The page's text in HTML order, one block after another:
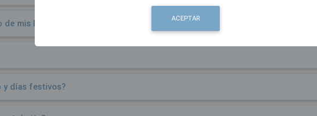
mis Datos?
y días festivos?
ACEPTAR